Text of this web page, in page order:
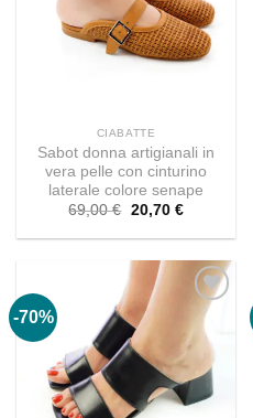
CIABATTE
Sabot donna artigianali in
vera pelle con cinturino
laterale colore senape
69,00€ Il
originale
69,00 €.
20,70 €Il
attuale
20,70 €.
-70%